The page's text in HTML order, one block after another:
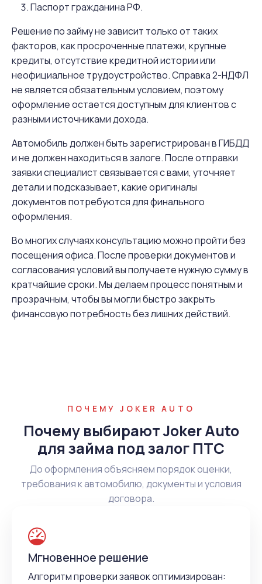
Паспорт гражданина РФ.
Решение по займу не зависит только от таких
факторов, как просроченные платежи, крупные
кредиты, отсутствие кредитной истории или
неофициальное трудоустройство. Справка 2-НДФЛ
не является обязательным условием, поэтому
оформление остается доступным для клиентов с
разными источниками дохода.
Автомобиль должен быть зарегистрирован в ГИБДД
и не должен находиться в залоге. После отправки
заявки специалист связывается с вами, уточняет
детали и подсказывает, какие оригиналы
документов потребуются для финального
оформления.
Во многих случаях консультацию можно пройти без
посещения офиса. После проверки документов и
согласования условий вы получаете нужную сумму в
кратчайшие сроки. Мы делаем процесс понятным и
прозрачным, чтобы вы могли быстро закрыть
финансовую потребность без лишних действий.
ПОЧЕМУ JOKER AUTO
Почему выбирают Joker Auto
для займа под залог ПТС
До оформления объясняем порядок оценки,
требования к автомобилю, документы и условия
договора.
Мгновенное решение
Алгоритм проверки заявок оптимизирован: